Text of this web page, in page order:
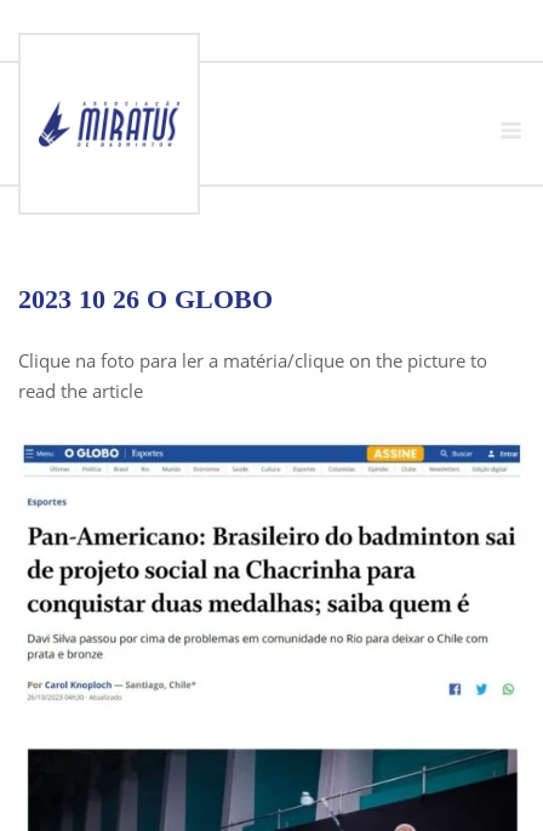
content
2023 10 26 O GLOBO
Clique na foto para ler a matéria/clique on the picture to
read the article